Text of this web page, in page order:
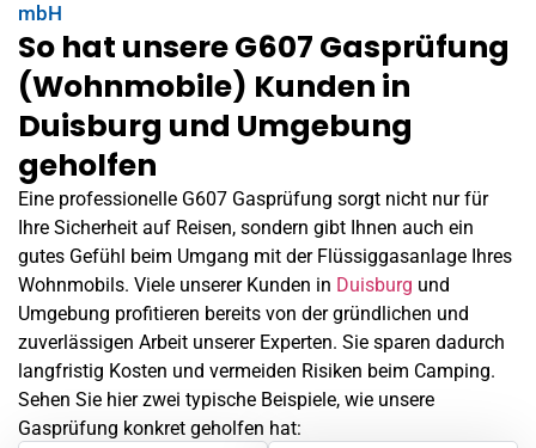
mbH
So hat unsere G607 Gasprüfung
(Wohnmobile) Kunden in
Duisburg und Umgebung
geholfen
Eine professionelle G607 Gasprüfung sorgt nicht nur für
Ihre Sicherheit auf Reisen, sondern gibt Ihnen auch ein
gutes Gefühl beim Umgang mit der Flüssiggasanlage Ihres
Wohnmobils. Viele unserer Kunden in Duisburg und
Umgebung profitieren bereits von der gründlichen und
zuverlässigen Arbeit unserer Experten. Sie sparen dadurch
langfristig Kosten und vermeiden Risiken beim Camping.
Sehen Sie hier zwei typische Beispiele, wie unsere
Gasprüfung konkret geholfen hat: